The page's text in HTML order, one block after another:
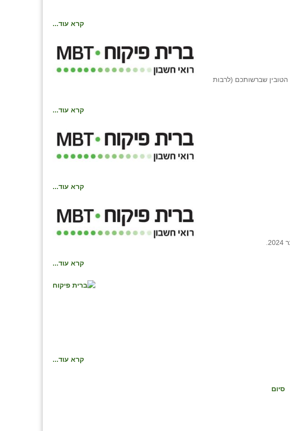
קרא עוד...
שברשותכם (לרבות
קרא עוד...
קרא עוד...
קרא עוד...
קרא עוד...
סיום